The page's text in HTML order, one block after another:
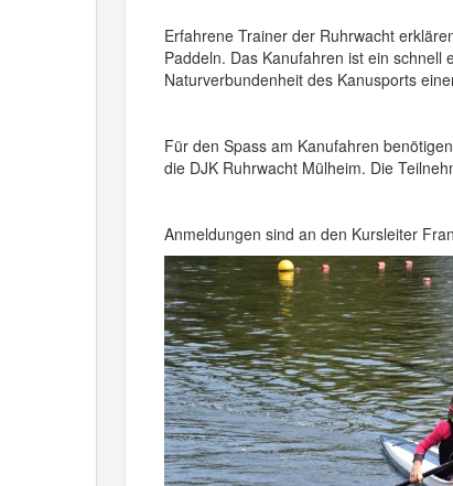
Erfahrene Trainer der Ruhrwacht
Paddeln. Das Kanufahren ist ein
Naturverbundenheit des Kanusports
Für den Spass am Kanufahren
die DJK Ruhrwacht Mülheim. Die
Anmeldungen sind an den Kursleiter